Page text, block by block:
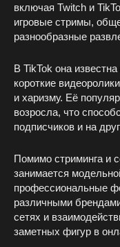
включая Twitch и
игровые стримы,
разнообразные
В TikTok она
короткие
и харизму. Её
возросла, что
подписчиков и на
Помимо стриминга и
занимается
профессиональные
различными
сетях и
заметных фигур в